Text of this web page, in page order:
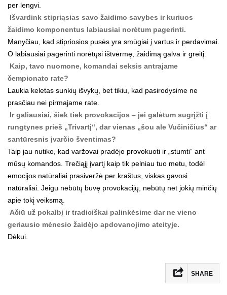
per lengvi.
Išvardink stipriąsias savo žaidimo savybes ir kuriuos
žaidimo komponentus labiausiai norėtum pagerinti.
Manyčiau, kad stipriosios pusės yra smūgiai į vartus ir perdavimai.
O labiausiai pagerinti norėtųsi ištvėrmę, žaidimą galva ir greitį.
Kaip, tavo nuomone, komandai seksis antrajame
čempionato rate?
Laukia keletas sunkių išvykų, bet tikiu, kad pasirodysime ne
prasčiau nei pirmajame rate.
Ir galiausiai, šiek tiek provokacijos – jei galėtum sugrįžti į
rungtynes prieš „Trivartį“, dar vienas „šou ale Vučiničius“ ar
santūresnis įvarčio šventimas?
Taip jau nutiko, kad varžovai pradėjo provokuoti ir „stumti“ ant
mūsų komandos. Trečiąjį įvartį kaip tik pelniau tuo metu, todėl
emocijos natūraliai prasiveržė per kraštus, viskas gavosi
natūraliai. Jeigu nebūtų buvę provokacijų, nebūtų net jokių minčių
apie tokį veiksmą.
Ačiū už pokalbį ir tradiciškai palinkėsime dar ne vieno
geriausio mėnesio žaidėjo apdovanojimo ateityje.
Dėkui.
SHARE